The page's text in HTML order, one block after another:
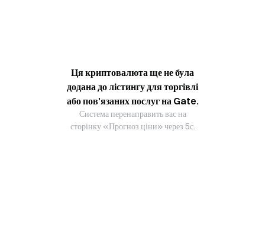
Ця криптовалюта ще не була
додана до лістингу для торгівлі
або пов'язаних послуг на Gate.
Система перенаправить вас на
сторінку «Прогноз ціни» через 5с.